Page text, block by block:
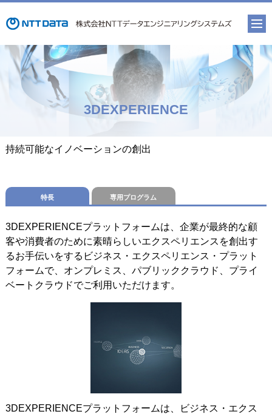
3DEXPERIENCE
持続可能なイノベーションの創出
特長 専用プログラム
3DEXPERIENCEプラットフォームは、企業が最終的な顧
客や消費者のために素晴らしいエクスペリエンスを創出す
るお手伝いをするビジネス・エクスペリエンス・プラット
フォームで、オンプレミス、パブリッククラウド、プライ
ベートクラウドでご利用いただけます。
3DEXPERIENCEプラットフォームは、ビジネス・エクス